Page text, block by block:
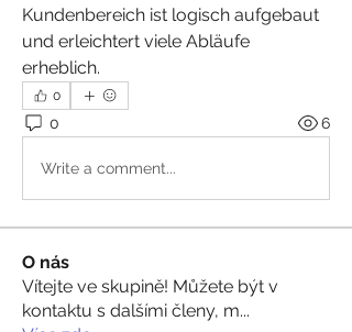
Kundenbereich ist logisch aufgebaut
und erleichtert viele Abläufe
erheblich.
0
0 6
Write a comment...
O nás
Vítejte ve skupině! Můžete být v
kontaktu s dalšími členy, m...